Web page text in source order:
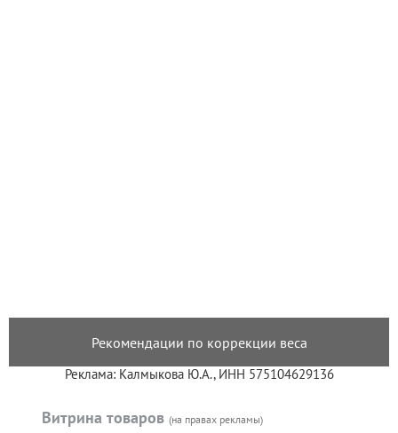
Рекомендации по коррекции веса
Реклама: Калмыкова Ю.А., ИНН 575104629136
Витрина товаров (на правах рекламы)